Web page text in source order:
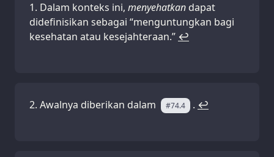
Dalam konteks ini, menyehatkan dapat
didefinisikan sebagai “menguntungkan bagi
kesehatan atau kesejahteraan.” ↩
Awalnya diberikan dalam #74.4 . ↩